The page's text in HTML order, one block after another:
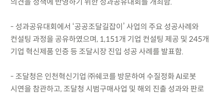
- 성과공유대회에서 ‘공공조달길잡이’ 사업의 주요 성공사례와
컨설팅 과정을 공유하였으며, 1,151개 기업 컨설팅 제공 및 245개
기업 혁신제품 인증 등 조달시장 진입 성공 사례를 발표함.
- 조달청은 인천혁신기업 ㈜쉐코를 방문하여 수질정화 AI로봇
시연을 참관하고, 조달청 시범구매사업 및 해외 진출 성과와 판로